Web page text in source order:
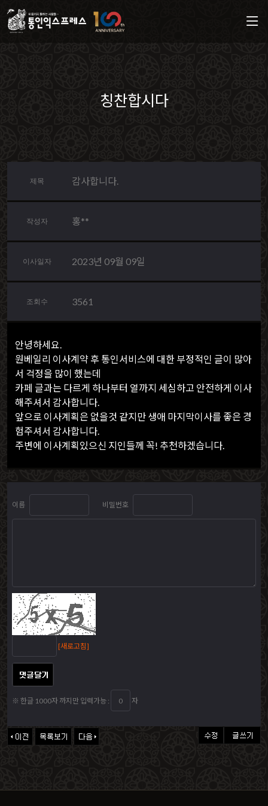
칭찬합시다
제목 감사합니다.
작성자 홍**
이사일자 2023년 09월 09일
조회수 3561
안녕하세요.
원베일리 이사계약 후 통인서비스에 대한 부정적인 글이 많아
서 걱정을 많이 했는데
카페 글과는 다르게 하나부터 열까지 세심하고 안전하게 이사
해주셔서 감사합니다.
앞으로 이사계획은 없을것 같지만 생애 마지막이사를 좋은 경
험주셔서 감사합니다.
주변에 이사계획있으신 지인들께 꼭! 추천하겠습니다.
이름 비밀번호
[새로고침]
※ 한글 1000자 까지만 입력가능 : 자